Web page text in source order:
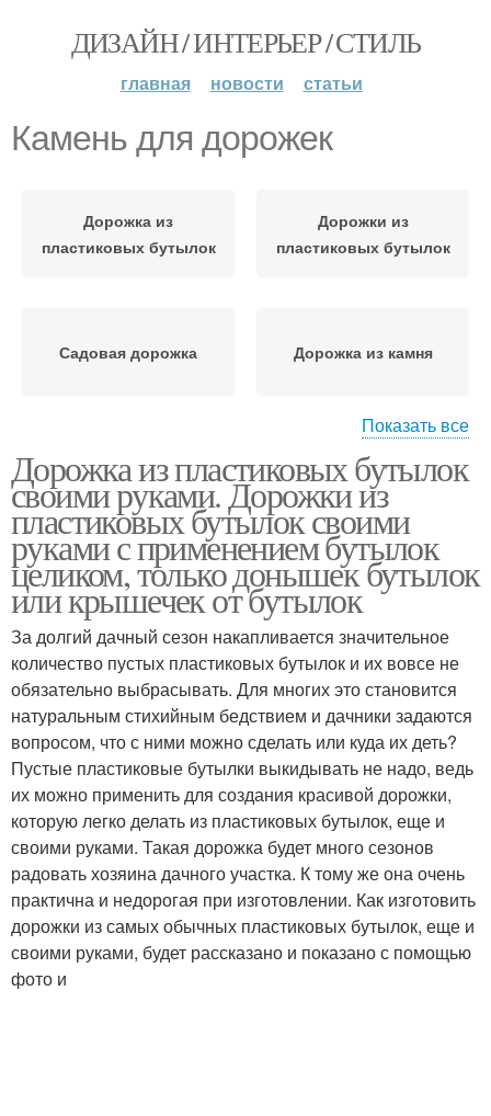
ДИЗАЙН / ИНТЕРЬЕР / СТИЛЬ
главная новости статьи
Камень для дорожек
Дорожка из
пластиковых бутылок
Дорожки из
пластиковых бутылок
Садовая дорожка Дорожка из камня
Природный камень Дорожки на даче
Садовые дорожки Дорожки из пластика
Дорожка из дерева Дорожки из досок
Дорожки из деревянных
спилов
Дорожки из щепок
Дорожка из старых Дорожки из старых
Показать все
Дорожка из пластиковых бутылок
своими руками. Дорожки из
пластиковых бутылок своими
руками с применением бутылок
целиком, только донышек бутылок
или крышечек от бутылок
За долгий дачный сезон накапливается значительное
количество пустых пластиковых бутылок и их вовсе не
обязательно выбрасывать. Для многих это становится
натуральным стихийным бедствием и дачники задаются
вопросом, что с ними можно сделать или куда их деть?
Пустые пластиковые бутылки выкидывать не надо, ведь
их можно применить для создания красивой дорожки,
которую легко делать из пластиковых бутылок, еще и
своими руками. Такая дорожка будет много сезонов
радовать хозяина дачного участка. К тому же она очень
практична и недорогая при изготовлении. Как изготовить
дорожки из самых обычных пластиковых бутылок, еще и
своими руками, будет рассказано и показано с помощью
фото и